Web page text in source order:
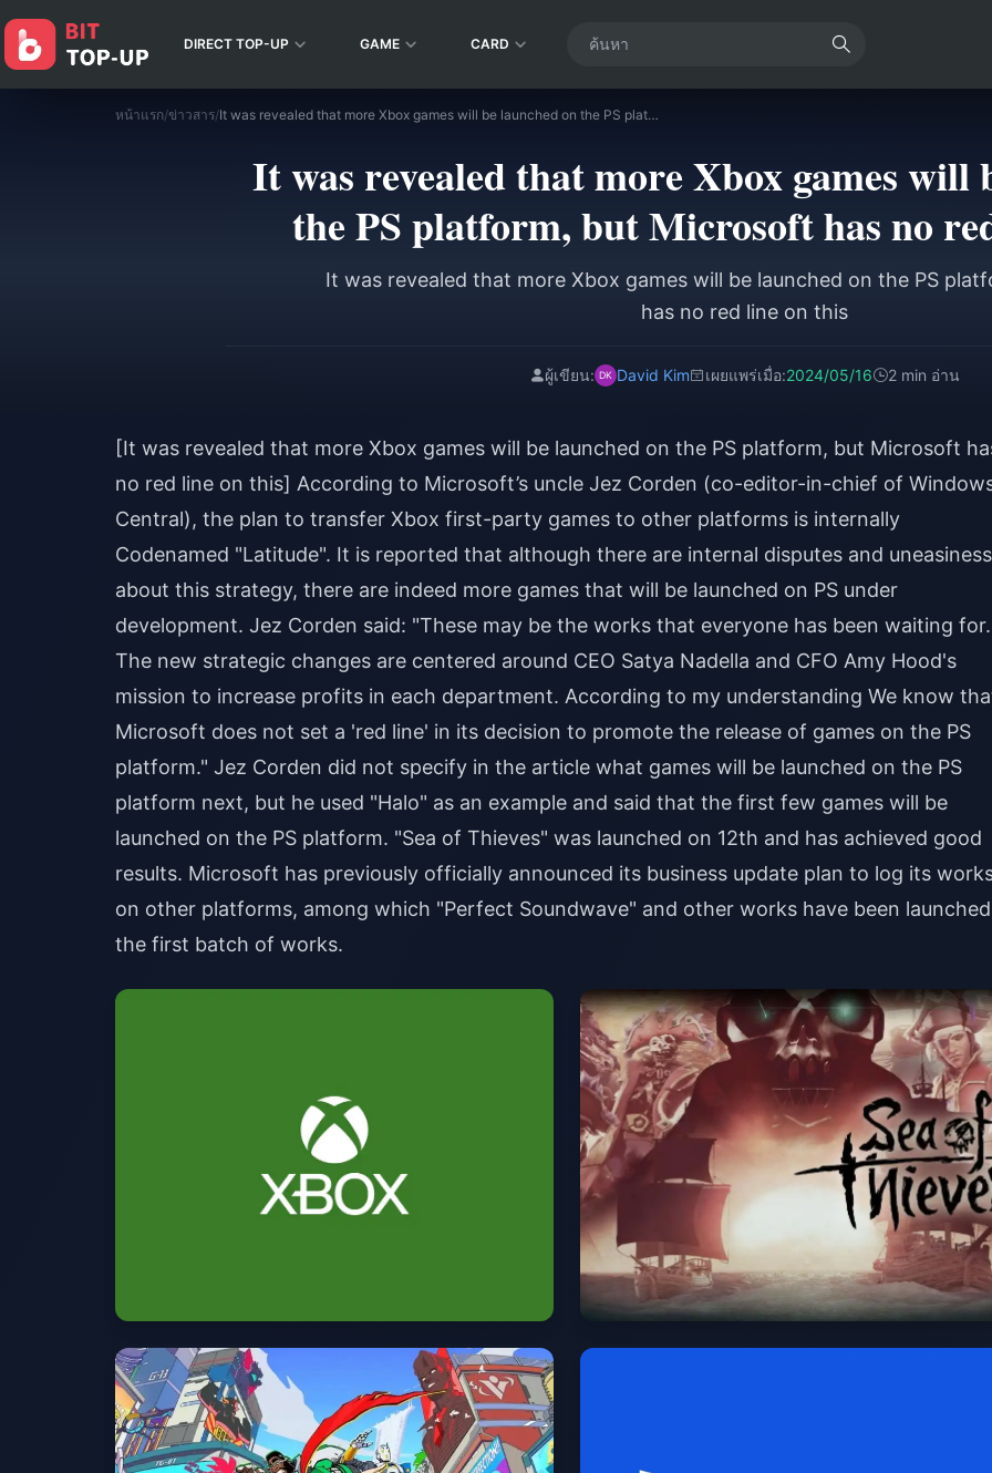
DIRECT TOP-UP GAME CARD
หน้าแรก/ข่าวสาร/ It was revealed that more Xbox games will be launched on the PS platform, but Microsoft has no red line on this
It was revealed that more Xbox games will
the PS platform, but Microsoft has no
It was revealed that more Xbox games will be launched on the PS
has no red line on this
ผู้เขียน: David Kim เผยแพร่เมื่อ:2024/05/16 2 min อ่าน
[It was revealed that more Xbox games will be launched on the PS platform, but Microsoft
no red line on this] According to Microsoft’s uncle Jez Corden (co-editor-in-chief of
Central), the plan to transfer Xbox first-party games to other platforms is internally
Codenamed "Latitude". It is reported that although there are internal disputes and uneasiness
about this strategy, there are indeed more games that will be launched on PS under
development. Jez Corden said: "These may be the works that everyone has been waiting for.
The new strategic changes are centered around CEO Satya Nadella and CFO Amy Hood's
mission to increase profits in each department. According to my understanding We know
Microsoft does not set a 'red line' in its decision to promote the release of games on the PS
platform." Jez Corden did not specify in the article what games will be launched on the PS
platform next, but he used "Halo" as an example and said that the first few games will be
launched on the PS platform. "Sea of ​​Thieves" was launched on 12th and has achieved good
results. Microsoft has previously officially announced its business update plan to log its
on other platforms, among which "Perfect Soundwave" and other works have been
the first batch of works.